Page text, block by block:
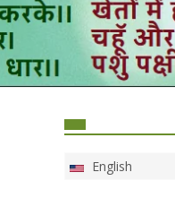
English